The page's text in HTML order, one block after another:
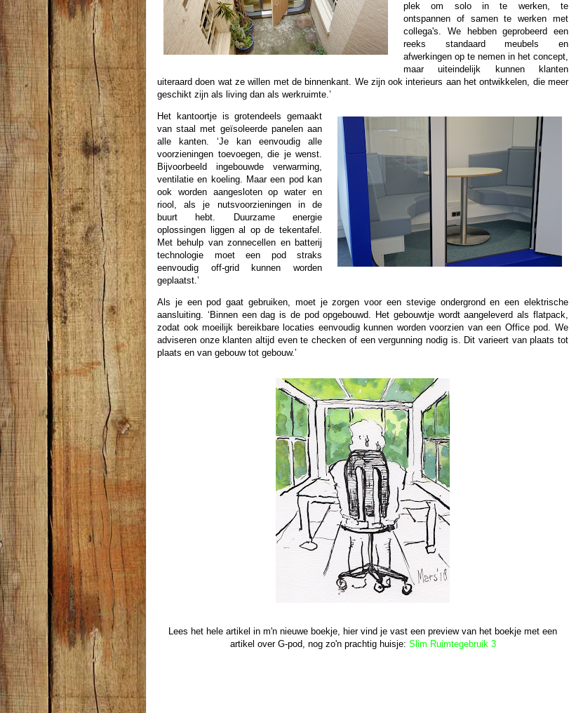
plek om solo in te werken, te
ontspannen of samen te werken met
collega's. We hebben geprobeerd een
reeks standaard meubels en
afwerkingen op te nemen in het concept,
maar uiteindelijk kunnen klanten
uiteraard doen wat ze willen met de binnenkant. We zijn ook interieurs aan het ontwikkelen, die meer
geschikt zijn als living dan als werkruimte.’
Het kantoortje is grotendeels gemaakt
van staal met geïsoleerde panelen aan
alle kanten. ‘Je kan eenvoudig alle
voorzieningen toevoegen, die je wenst.
Bijvoorbeeld ingebouwde verwarming,
ventilatie en koeling. Maar een pod kan
ook worden aangesloten op water en
riool, als je nutsvoorzieningen in de
buurt hebt. Duurzame energie
oplossingen liggen al op de tekentafel.
Met behulp van zonnecellen en batterij
technologie moet een pod straks
eenvoudig off-grid kunnen worden
geplaatst.’
Als je een pod gaat gebruiken, moet je zorgen voor een stevige ondergrond en een elektrische
aansluiting. ‘Binnen een dag is de pod opgebouwd. Het gebouwtje wordt aangeleverd als flatpack,
zodat ook moeilijk bereikbare locaties eenvoudig kunnen worden voorzien van een Office pod. We
adviseren onze klanten altijd even te checken of een vergunning nodig is. Dit varieert van plaats tot
plaats en van gebouw tot gebouw.’
Lees het hele artikel in m'n nieuwe boekje, hier vind je vast een preview van het boekje met een
artikel over G-pod, nog zo'n prachtig huisje: Slim Ruimtegebruik 3